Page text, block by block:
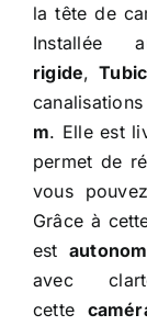
la tête de
rigide,
m. Elle est
permet de
vous
Grâce à
est
avec
cette